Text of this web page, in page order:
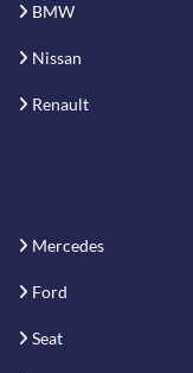
BMW
Nissan
Renault
Mercedes
Ford
Seat